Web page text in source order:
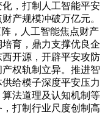
，打制人工智能平安
产规模冲破万亿元。
，人工智能焦点财产
育，鼎力支撑优良企
开源，开辟平安攻防
权轨制立异。推进智
给模子深度平安压力
法道理及认知机制等
打制行业尺度创制高